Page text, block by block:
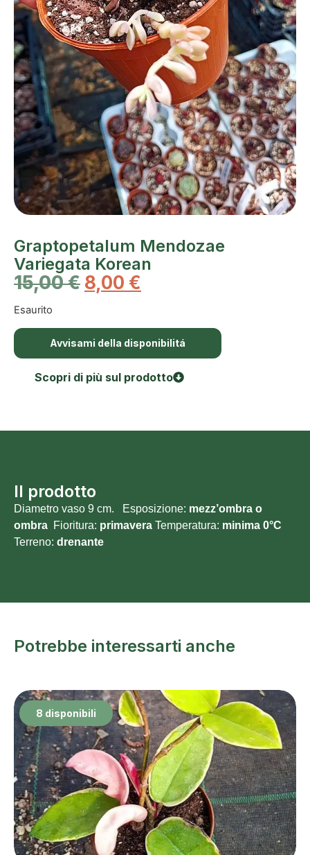
Graptopetalum Mendozae
Variegata Korean
15,00€ 8,00 €
Esaurito
Avvisami della disponibilitá
Scopri di più sul prodotto
Il prodotto
Diametro vaso 9 cm. Esposizione: mezz’ombra o
ombra Fioritura: primavera Temperatura: minima 0°C
Terreno: drenante
Potrebbe interessarti anche
8 disponibili